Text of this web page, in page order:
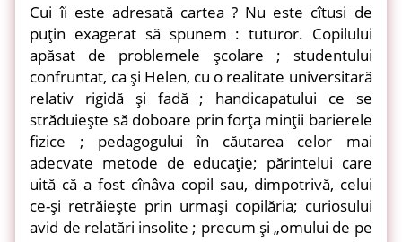
Cui îi este adresată cartea ? Nu este cîtusi de
puţin exagerat să spunem : tuturor. Copilului
apăsat de problemele şcolare ; studentului
confruntat, ca şi Helen, cu o realitate universitară
relativ rigidă şi fadă ; handicapatului ce se
străduieşte să doboare prin forţa minţii barierele
fizice ; pedagogului în căutarea celor mai
adecvate metode de educaţie; părintelui care
uită că a fost cînâva copil sau, dimpotrivă, celui
ce-şi retrăieşte prin urmaşi copilăria; curiosului
avid de relatări insolite ; precum şi „omului de pe